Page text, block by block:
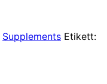
Supplements Etikett: